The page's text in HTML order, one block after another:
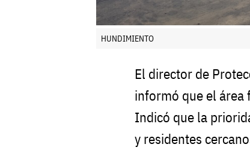
HUNDIMIENTO
El director de
informó que el área
Indicó que la
y residentes